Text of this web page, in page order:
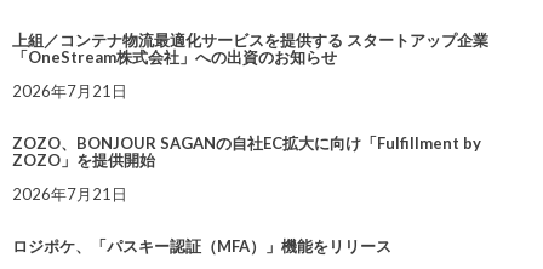
上組／コンテナ物流最適化サービスを提供する スタートアップ企業
「OneStream株式会社」への出資のお知らせ
2026年7月21日
ZOZO、BONJOUR SAGANの自社EC拡大に向け「Fulfillment by
ZOZO」を提供開始
2026年7月21日
ロジポケ、「パスキー認証（MFA）」機能をリリース